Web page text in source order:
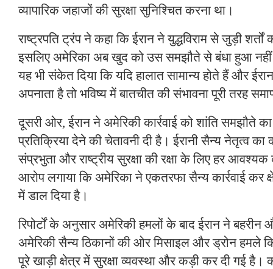
व्यापारिक जहाजों की सुरक्षा सुनिश्चित करना था।
राष्ट्रपति ट्रंप ने कहा कि ईरान ने युद्धविराम से जुड़ी शर्तों
इसलिए अमेरिका अब खुद को उस समझौते से बंधा हुआ नहीं
यह भी संकेत दिया कि यदि हालात सामान्य होते हैं और
अपनाता है तो भविष्य में बातचीत की संभावना पूरी तरह
दूसरी ओर, ईरान ने अमेरिकी कार्रवाई को शांति समझौते
प्रतिक्रिया देने की चेतावनी दी है। ईरानी सैन्य नेतृत्व
संप्रभुता और राष्ट्रीय सुरक्षा की रक्षा के लिए हर
आरोप लगाया कि अमेरिका ने एकतरफा सैन्य कार्रवाई कर
में डाल दिया है।
रिपोर्टों के अनुसार अमेरिकी हमलों के बाद ईरान ने
अमेरिकी सैन्य ठिकानों की ओर मिसाइल और ड्रोन हमले
पूरे खाड़ी क्षेत्र में सुरक्षा व्यवस्था और कड़ी कर दी गई